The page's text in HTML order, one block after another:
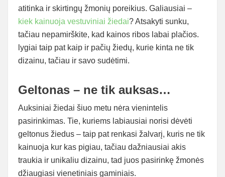
atitinka ir skirtingų žmonių poreikius. Galiausiai –
kiek kainuoja vestuviniai žiedai? Atsakyti sunku,
tačiau nepamirškite, kad kainos ribos labai plačios.
lygiai taip pat kaip ir pačių žiedų, kurie kinta ne tik
dizainu, tačiau ir savo sudėtimi.
Geltonas – ne tik auksas…
Auksiniai žiedai šiuo metu nėra vienintelis
pasirinkimas. Tie, kuriems labiausiai norisi dėvėti
geltonus žiedus – taip pat renkasi žalvarį, kuris ne tik
kainuoja kur kas pigiau, tačiau dažniausiai akis
traukia ir unikaliu dizainu, tad juos pasirinkę žmonės
džiaugiasi vienetiniais gaminiais.